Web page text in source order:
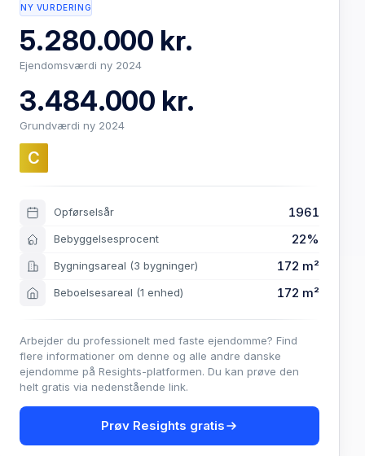
NY VURDERING
5.280.000 kr.
Ejendomsværdi ny 2024
3.484.000 kr.
Grundværdi ny 2024
C
Opførselsår 1961
Bebyggelsesprocent 22%
Bygningsareal (3 bygninger) 172 m²
Beboelsesareal (1 enhed) 172 m²
Arbejder du professionelt med faste ejendomme? Find
flere informationer om denne og alle andre danske
ejendomme på Resights-platformen. Du kan prøve den
helt gratis via nedenstående link.
Prøv Resights gratis